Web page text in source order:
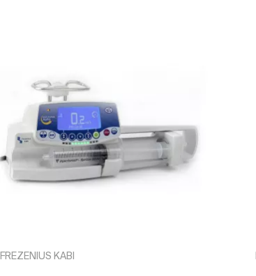
FREZENIUS KABI